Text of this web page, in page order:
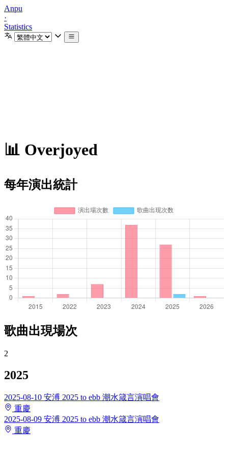
Anpu
·
Statistics
📊 Overjoyed
每年演出統計
歌曲出現場次
2
2025
2025-08-10 安溥 2025 to ebb 潮水箴言演唱會
重慶
2025-08-09 安溥 2025 to ebb 潮水箴言演唱會
重慶